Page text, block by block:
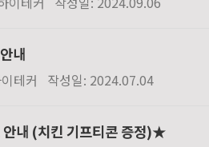
내
테커 작성일: 2024.07.04
내 (치킨 기프티콘 증정)★